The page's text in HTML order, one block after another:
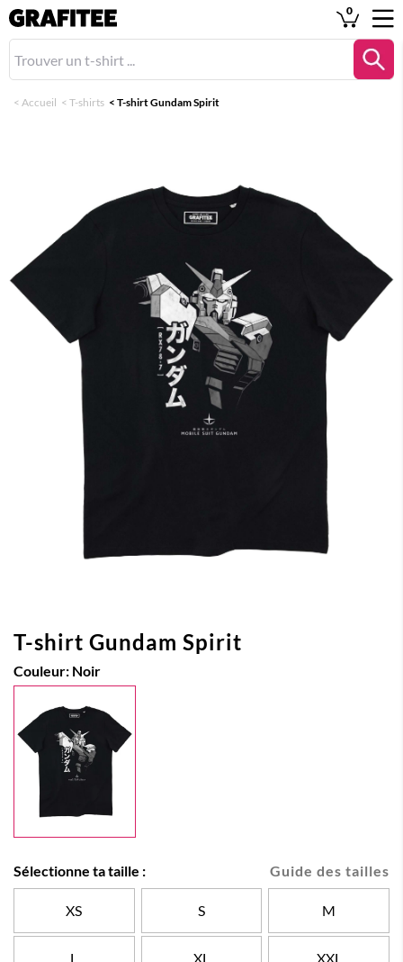
0
< Accueil < T-shirts < T-shirt Gundam Spirit
T-shirt Gundam Spirit
Couleur: Noir
Guide des tailles
Sélectionne ta taille :
XS S M
L XL XXL